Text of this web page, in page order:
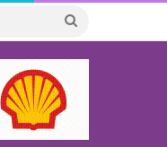
...